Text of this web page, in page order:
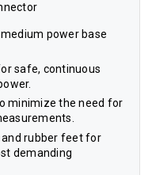
power base
safe, continuous
minimize the need for
rubber feet for
demanding